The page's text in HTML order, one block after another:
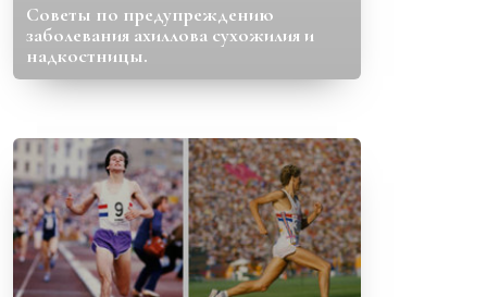
Советы по предупреждению
заболевания ахиллова сухожилия и
надкостницы.